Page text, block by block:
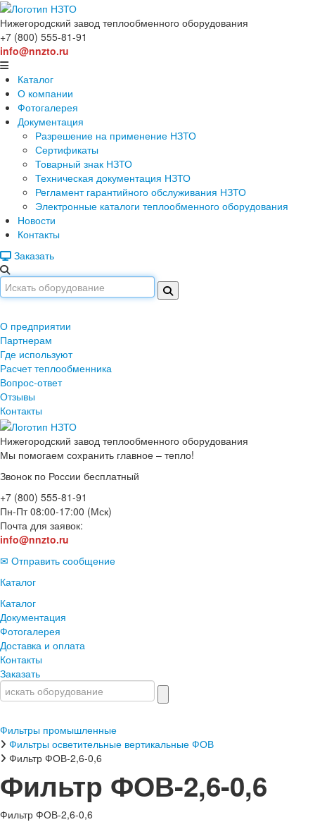
Нижегородский завод теплообменного оборудования
+7 (800) 555-81-91
info@nnzto.ru
Каталог
О компании
Фотогалерея
Документация
Разрешение на применение НЗТО
Сертификаты
Товарный знак НЗТО
Техническая документация НЗТО
Регламент гарантийного обслуживания НЗТО
Электронные каталоги теплообменного оборудования
Новости
Контакты
Заказать
О предприятии
Партнерам
Где используют
Расчет теплообменника
Вопрос-ответ
Отзывы
Контакты
Нижегородский завод теплообменного оборудования
Мы помогаем сохранить главное – тепло!
Звонок по России бесплатный
+7 (800) 555-81-91
Пн-Пт 08:00-17:00 (Мск)
Почта для заявок:
info@nnzto.ru
✉ Отправить сообщение
Каталог
Каталог
Документация
Фотогалерея
Доставка и оплата
Контакты
Заказать
Фильтры промышленные
Фильтры осветительные вертикальные ФОВ
Фильтр ФОВ-2,6-0,6
Фильтр ФОВ-2,6-0,6
Фильтр ФОВ-2,6-0,6